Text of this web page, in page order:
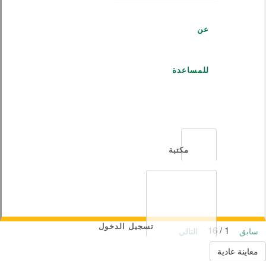
عن
للمساعدة
مكتبة
تسجيل الدخول سابق
التالي
معاينة عادية